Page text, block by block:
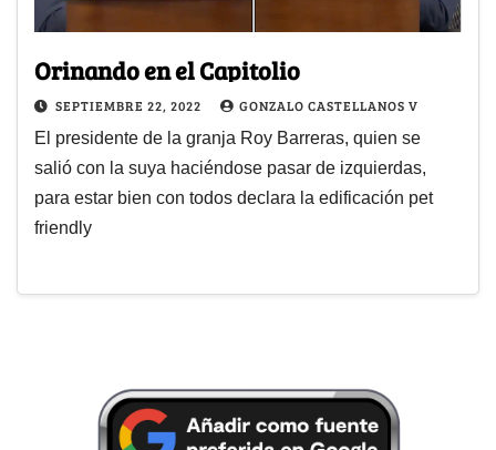
Orinando en el Capitolio
SEPTIEMBRE 22, 2022 GONZALO CASTELLANOS V
El presidente de la granja Roy Barreras, quien se
salió con la suya haciéndose pasar de izquierdas,
para estar bien con todos declara la edificación pet
friendly